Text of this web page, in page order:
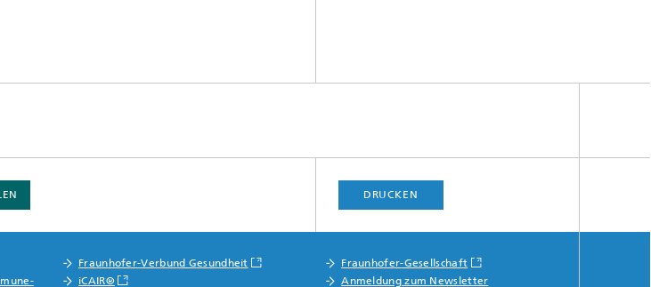
DRUCKEN
Fraunhofer-Verbund Gesundheit
Fraunhofer-Gesellschaft
iCAIR® Anmeldung zum Newsletter